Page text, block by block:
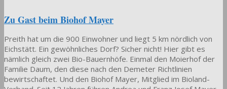
Zu Gast beim Biohof Mayer
Preith hat um die 900 Einwohner und liegt 5 km nördlich von
Eichstätt. Ein gewöhnliches Dorf? Sicher nicht! Hier gibt es
nämlich gleich zwei Bio-Bauernhöfe. Einmal den Moierhof der
Familie Daum, den diese nach den Demeter Richtlinien
bewirtschaftet. Und den Biohof Mayer, Mitglied im Bioland-